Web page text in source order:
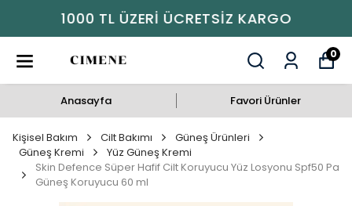
1000 TL ÜZERI ÜCRETSIZ KARGO
0
Anasayfa Favori Ürünler
Kişisel Bakım Cilt Bakımı
Güneş Ürünleri
Güneş Kremi
Yüz Güneş Kremi
Skin Defence Süper Hafif Cilt Koruyucu Yüz Losyonu Spf50 Pa
Güneş Koruyucu 60 ml